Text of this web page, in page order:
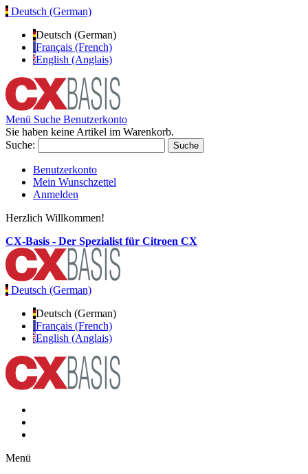
Deutsch (German)
Deutsch (German)
Français (French)
English (Anglais)
Menü Suche Benutzerkonto
Sie haben keine Artikel im Warenkorb.
Suche:
Suche
Benutzerkonto
Mein Wunschzettel
Anmelden
Herzlich Willkommen!
CX-Basis - Der Spezialist für Citroen CX
Deutsch (German)
Deutsch (German)
Français (French)
English (Anglais)
Menü